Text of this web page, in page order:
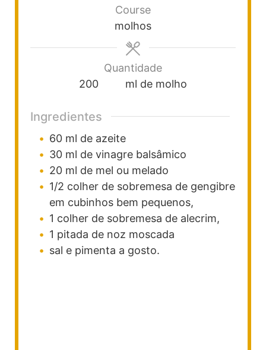
Course
molhos
Quantidade
200
ml de molho
Ingredientes
60 ml de azeite
30 ml de vinagre balsâmico
20 ml de mel ou melado
1/2 colher de sobremesa de gengibre
em cubinhos bem pequenos,
1 colher de sobremesa de alecrim,
1 pitada de noz moscada
sal e pimenta a gosto.